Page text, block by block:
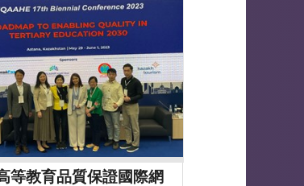
等教育品質保證國際網